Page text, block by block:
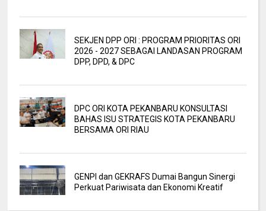
SEKJEN DPP ORI : PROGRAM PRIORITAS ORI
2026 - 2027 SEBAGAI LANDASAN PROGRAM
DPP, DPD, & DPC
DPC ORI KOTA PEKANBARU KONSULTASI
BAHAS ISU STRATEGIS KOTA PEKANBARU
BERSAMA ORI RIAU
GENPI dan GEKRAFS Dumai Bangun Sinergi
Perkuat Pariwisata dan Ekonomi Kreatif